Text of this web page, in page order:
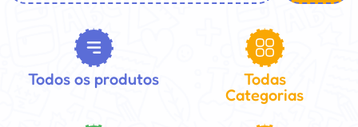
Todos os produtos
Todas
Categorias